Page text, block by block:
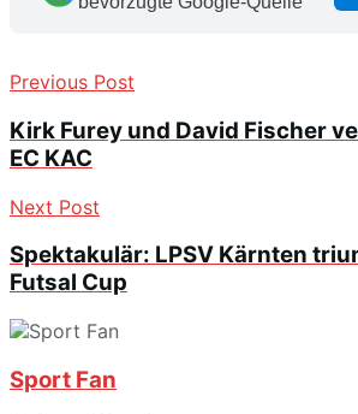
Previous Post
Kirk Furey und David Fischer
EC KAC
Next Post
Spektakulär: LPSV Kärnten
Futsal Cup
Sport Fan